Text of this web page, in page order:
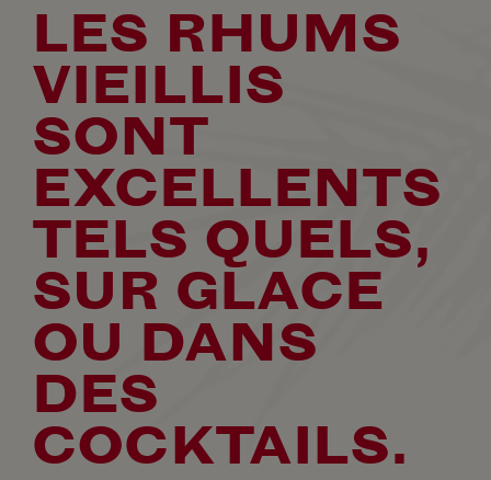
LES RHUMS
VIEILLIS
SONT
EXCELLENTS
TELS QUELS,
SUR GLACE
OU DANS
DES
COCKTAILS.